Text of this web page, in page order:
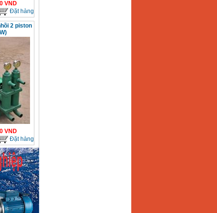
VND
Đặt hàng
2 piston
VND
Đặt hàng